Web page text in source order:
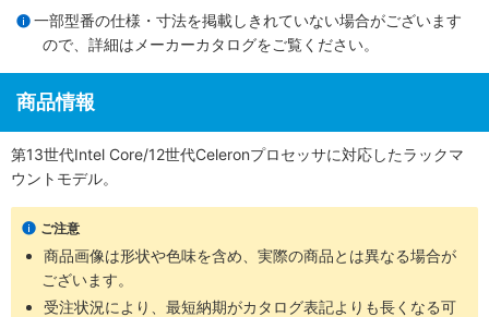
一部型番の仕様・寸法を掲載しきれていない場合がございます
ので、詳細は メーカーカタログをご覧ください。
商品情報
第13世代Intel Core/12世代Celeronプロセッサに対応したラックマ
ウントモデル。
ご注意
商品画像は形状や色味を含め、実際の商品とは異なる場合が
ございます。
受注状況により、最短納期がカタログ表記よりも長くなる可